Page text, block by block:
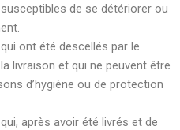
de se détériorer ou
ont été descellés par le
livraison et qui ne peuvent être
d’hygiène ou de protection
après avoir été livrés et de